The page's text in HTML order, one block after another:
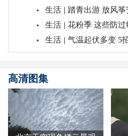
生活 | 踏青出游 放风
生活 | 花粉季 这些防
生活 | 气温起伏多变 5
高清图集